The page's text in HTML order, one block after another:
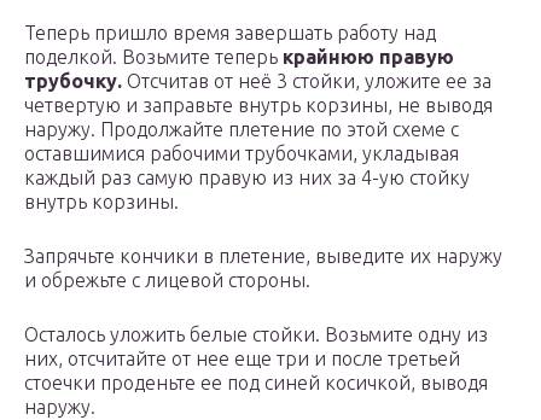
Теперь пришло время завершать работу над
поделкой. Возьмите теперь крайнюю правую
трубочку. Отсчитав от неё 3 стойки, уложите ее за
четвертую и заправьте внутрь корзины, не выводя
наружу. Продолжайте плетение по этой схеме с
оставшимися рабочими трубочками, укладывая
каждый раз самую правую из них за 4-ую стойку
внутрь корзины.
Запрячьте кончики в плетение, выведите их наружу
и обрежьте с лицевой стороны.
Осталось уложить белые стойки. Возьмите одну из
них, отсчитайте от нее еще три и после третьей
стоечки проденьте ее под синей косичкой, выводя
наружу.